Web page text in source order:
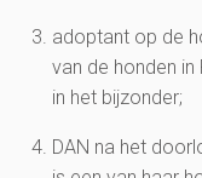
adoptant op de
van de honden
in het bijzonder;
DAN na het